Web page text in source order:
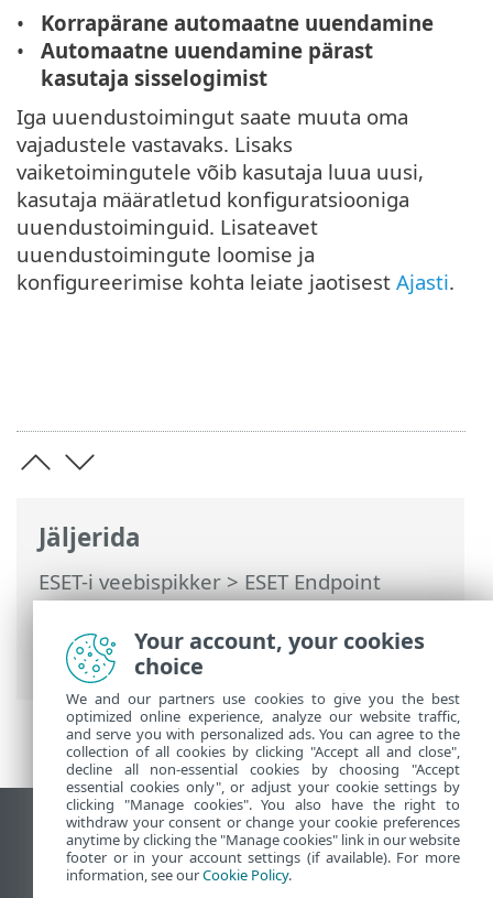
Jäljerida
ESET-i veebispikker>ESET Endpoint
Security>Toote ESET Endpoint Security
kasutamine>Uuendamine> Kuidas luua
uuendustoiminguid?
Korrapärane automaatne uuendamine
Automaatne uuendamine pärast
kasutaja sisselogimist
Iga uuendustoimingut saate muuta oma
vajadustele vastavaks. Lisaks
vaiketoimingutele võib kasutaja luua uusi,
kasutaja määratletud konfiguratsiooniga
uuendustoiminguid. Lisateavet
uuendustoimingute loomise ja
konfigureerimise kohta leiate jaotisest Ajasti.
Vaata tavaarvutile mõeldud veebilehte
End of Life
ESET-i teabebaas
Your account, your cookies
choice
We and our partners use cookies to give you the best
optimized online experience, analyze our website traffic,
and serve you with personalized ads. You can agree to the
collection of all cookies by clicking "Accept all and close",
decline all non-essential cookies by choosing "Accept
essential cookies only", or adjust your cookie settings by
clicking "Manage cookies". You also have the right to
withdraw your consent or change your cookie preferences
anytime by clicking the "Manage cookies" link in our website
footer or in your account settings (if available). For more
information, see ourCookie Policy.